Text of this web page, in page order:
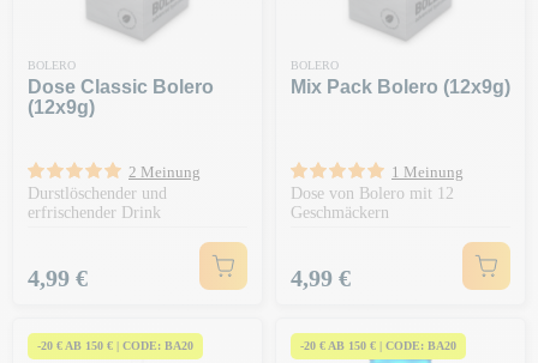
BOLERO
Dose Classic Bolero
(12x9g)
2 Meinung
Durstlöschender und
erfrischender Drink
Preis
4,99 €
BOLERO
Mix Pack Bolero (12x9g)
1 Meinung
Dose von Bolero mit 12
Geschmäckern
Preis
4,99 €
-20 € AB 150 € | CODE: BA20 -20 € AB 150 € | CODE: BA20